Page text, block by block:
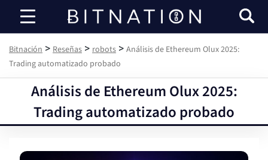
Bitnación
Bitnación > Reseñas > robots > Análisis de Ethereum Olux 2025:
Trading automatizado probado
Análisis de Ethereum Olux 2025:
Trading automatizado probado